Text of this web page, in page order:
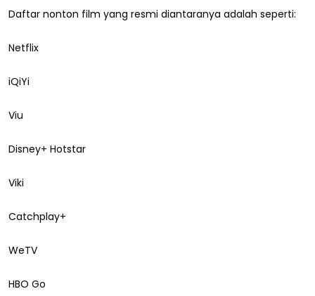
Daftar nonton film yang resmi diantaranya adalah seperti:
Netflix
iQiYi
Viu
Disney+ Hotstar
Viki
Catchplay+
WeTV
HBO Go